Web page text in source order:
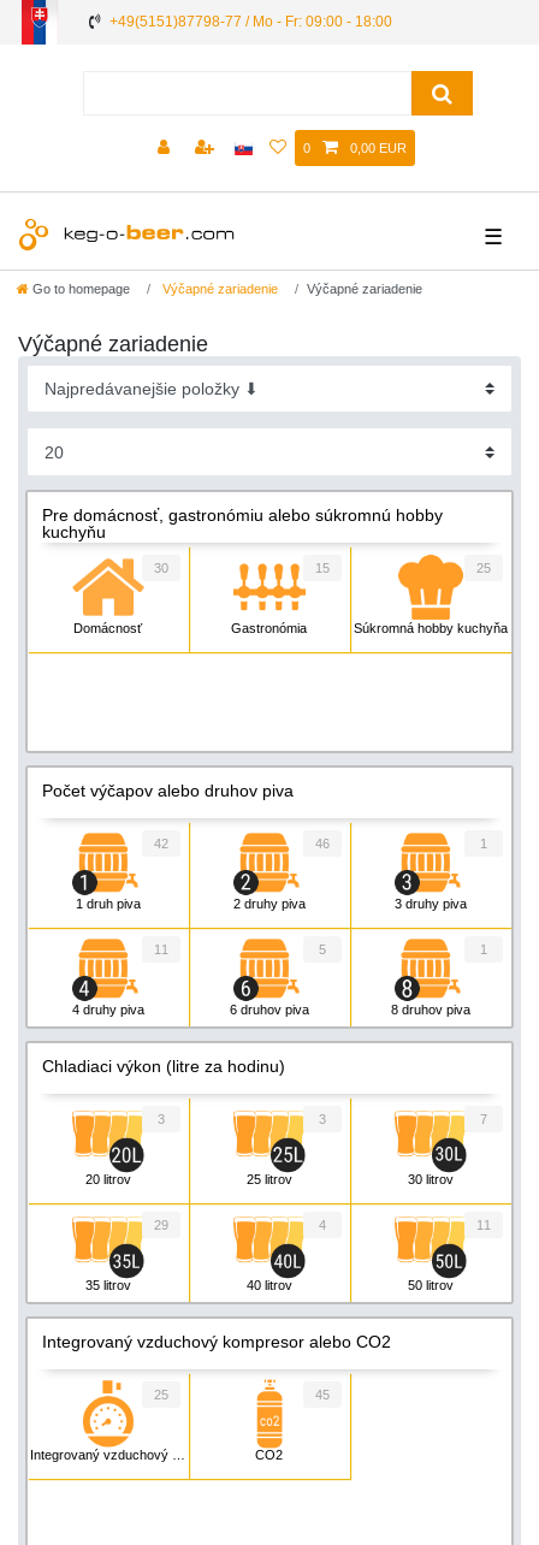
+49(5151)87798-77 / Mo - Fr: 09:00 - 18:00
0 0,00 EUR
☰
Go to homepage Výčapné zariadenie Výčapné zariadenie
Výčapné zariadenie
Pre domácnosť, gastronómiu alebo súkromnú hobby
kuchyňu
Domácnosť
30
Gastronómia
15
Súkromná hobby kuchyňa
25
Počet výčapov alebo druhov piva
1 druh piva
42
2 druhy piva
46
3 druhy piva
1
4 druhy piva
11
6 druhov piva
5
8 druhov piva
1
Chladiaci výkon (litre za hodinu)
20 litrov
3
25 litrov
3
30 litrov
7
35 litrov
29
40 litrov
4
50 litrov
11
55 litrov 60 litrov
Integrovaný vzduchový kompresor alebo CO2
Integrovaný vzduchový kompresor
25
CO2
45